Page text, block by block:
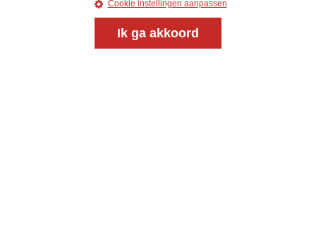
en gesprek voor christenen onderweg, in het bijzonder
voor de Nederlandse Gereformeerde Kerken.
Cookie instellingen aanpassen
Ik ga akkoord